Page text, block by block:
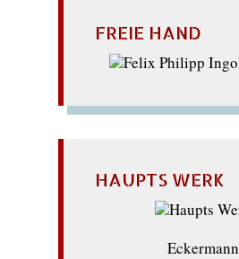
FREIE HAND
HAUPTS WERK
Eckermann